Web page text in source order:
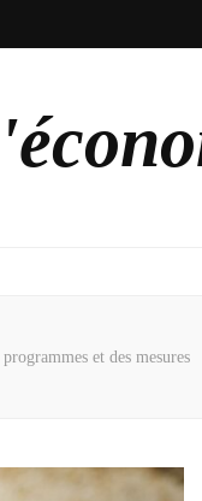
et des mesures